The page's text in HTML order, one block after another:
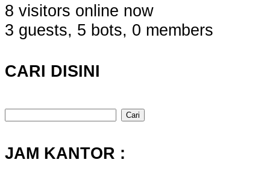
8 visitors online now
3 guests, 5 bots, 0 members
CARI DISINI
Cari
JAM KANTOR :